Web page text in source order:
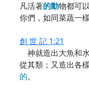
凡活著的動物都可
你們，如同菜蔬一樣
創 世 記 1:21
神就造出大魚和
從其類；又造出各
的。